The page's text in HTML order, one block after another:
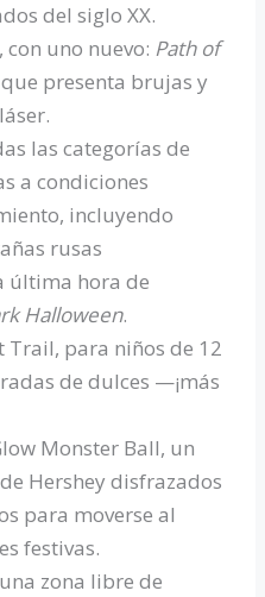
del siglo XX.
con uno nuevo: Path of
presenta brujas y
las categorías de
a condiciones
incluyendo
rusas
última hora de
Halloween.
Trail, para niños de 12
de dulces —¡más
Monster Ball, un
Hershey disfrazados
para moverse al
festivas.
zona libre de